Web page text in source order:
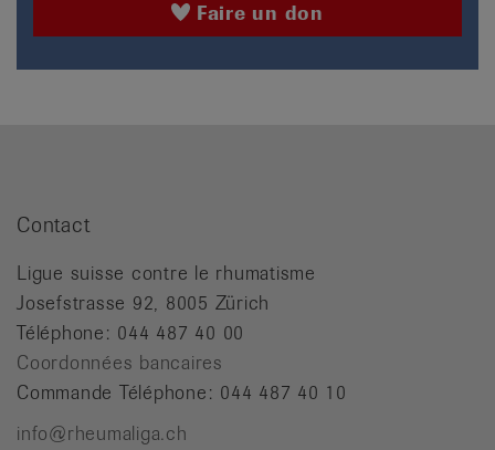
Faire un don
Contact
Ligue suisse contre le rhumatisme
Josefstrasse 92, 8005 Zürich
Téléphone: 044 487 40 00
Coordonnées bancaires
Commande Téléphone: 044 487 40 10
info@rheumaliga.ch